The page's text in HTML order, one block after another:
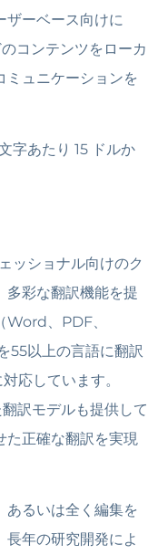
ザーベース向けに
コンテンツをローカ
ミュニケーションを
字あたり 15 ドルか
ッショナル向けのク
多彩な翻訳機能を提
Word、PDF、
以上の言語に翻訳
応しています。
訳モデルも提供して
た正確な翻訳を実現
あるいは全く編集を
長年の研究開発によ